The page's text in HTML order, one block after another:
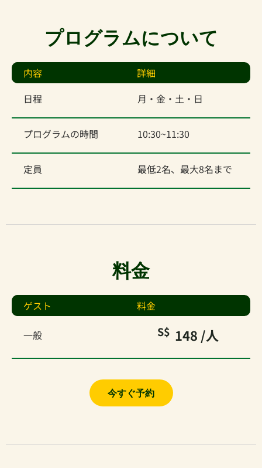
プログラムについて
内容
詳細
日程
月・金・土・日
プログラムの時間 10:30~11:30
定員 最低2名、最大8名まで
料金
ゲスト 料金
一般 S$ 148 /人
今すぐ予約